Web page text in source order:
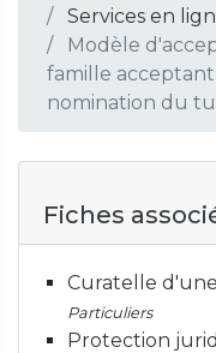
Services en
Modèle
famille
nomination du
Fiches
Curatelle
Particuliers
Protection